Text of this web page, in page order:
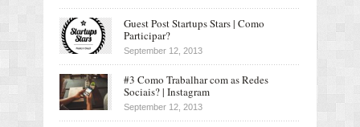
Guest Post Startups Stars | Como
Participar?
September 12, 2013
#3 Como Trabalhar com as Redes
Sociais? | Instagram
September 12, 2013